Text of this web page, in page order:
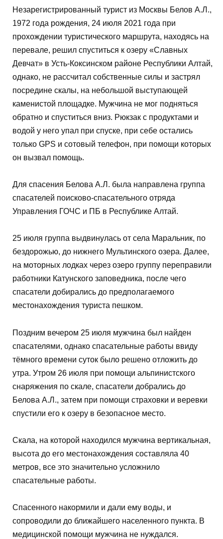
Незарегистрированный турист из Москвы Белов А.Л.,
1972 года рождения, 24 июля 2021 года при
прохождении туристического маршрута, находясь на
перевале, решил спуститься к озеру «Славных
Девчат» в Усть-Коксинском районе Республики Алтай,
однако, не рассчитал собственные силы и застрял
посредине скалы, на небольшой выступающей
каменистой площадке. Мужчина не мог подняться
обратно и спуститься вниз. Рюкзак с продуктами и
водой у него упал при спуске, при себе остались
только GPS и сотовый телефон, при помощи которых
он вызвал помощь.
Для спасения Белова А.Л. была направлена группа
спасателей поисково-спасательного отряда
Управления ГОЧС и ПБ в Республике Алтай.
25 июля группа выдвинулась от села Маральник, по
бездорожью, до нижнего Мультинского озера. Далее,
на моторных лодках через озеро группу переправили
работники Катунского заповедника, после чего
спасатели добирались до предполагаемого
местонахождения туриста пешком.
Поздним вечером 25 июля мужчина был найден
спасателями, однако спасательные работы ввиду
тёмного времени суток было решено отложить до
утра. Утром 26 июля при помощи альпинистского
снаряжения по скале, спасатели добрались до
Белова А.Л., затем при помощи страховки и веревки
спустили его к озеру в безопасное место.
Скала, на которой находился мужчина вертикальная,
высота до его местонахождения составляла 40
метров, все это значительно усложнило
спасательные работы.
Спасенного накормили и дали ему воды, и
сопроводили до ближайшего населенного пункта. В
медицинской помощи мужчина не нуждался.